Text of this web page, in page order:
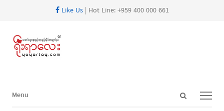
Like Us| Hot Line: +959 400 000 661
Open
Menu
Menu